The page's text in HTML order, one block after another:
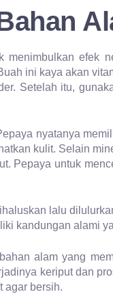
efek
ini kaya akan
Setelah itu,
nyatanya
kulit. Selain
Pepaya untuk
lalu
kandungan alami
alam yang
keriput dan
agar bersih.